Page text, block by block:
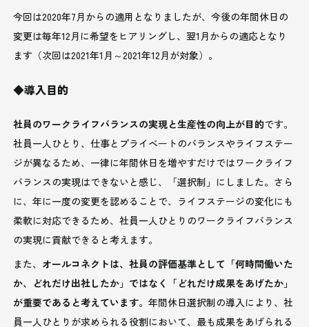
今回は2020年7月からの適用となりましたが、今後の年間休日の
変更は毎年12月に希望をヒアリングし、翌1月からの適応となり
ます（次回は2021年1月～2021年12月が対象）。
◆導入目的
社員のワークライフバランスの実現と生産性の向上が目的です。
社員一人ひとり、仕事とプライベートのバランスやライフステー
ジが異なるため、一律に年間休日を増やすだけではワークライフ
バランスの実現はできないと感じ、「選択制」にしました。さら
に、年に一度の変更を認めることで、ライフステージの変化にも
柔軟に対応できるため、社員一人ひとりのワークライフバランス
の実現に貢献できると考えます。
また、 オールコネクトは、社員の評価基準として「何時間働いた
か、どれだけ出社したか」ではなく「どれだけ成果をあげたか」
が重要であると考えています。年間休日選択制の導入により、社
員一人ひとりが求められる役割において、最も成果をあげられる